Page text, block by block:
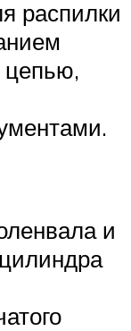
распилки
цепью,
и